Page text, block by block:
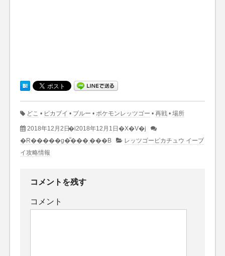
どこ • ピカブイ • ブルー • ポケモンレッツゴー • 再戦 • 場所
2018年12月2日�i2018年12月1日�X�V�j
�R�����g�͂���܂���B
レッツゴーピカチュウ イーブ
イ攻略情報
コメントを残す
コメント